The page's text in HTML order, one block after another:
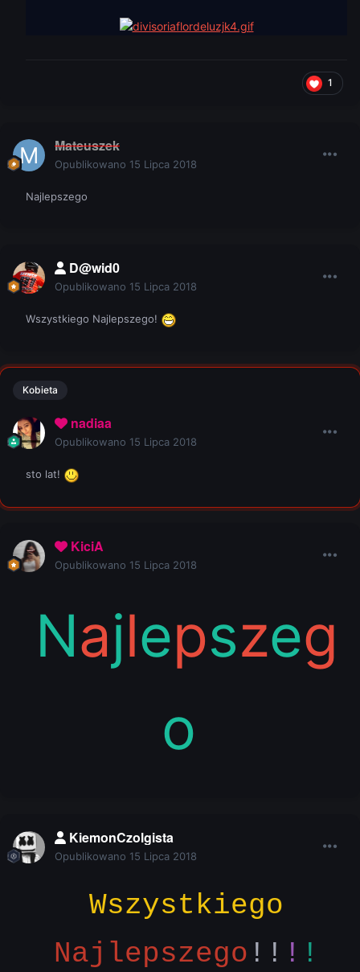
1
Mateuszek
Opublikowano 15 Lipca 2018
Najlepszego
D@wid0
Opublikowano 15 Lipca 2018
Wszystkiego Najlepszego!
Kobieta
nadiaa
Opublikowano 15 Lipca 2018
sto lat!
KiciA
Opublikowano 15 Lipca 2018
Najlepszeg
o
KiemonCzolgista
Opublikowano 15 Lipca 2018
Wszystkiego
Naj lepszego !! ! !